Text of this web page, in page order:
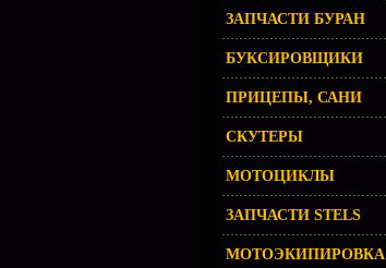
ЗАПЧАСТИ БУРАН
БУКСИРОВЩИКИ
ПРИЦЕПЫ, САНИ
СКУТЕРЫ
МОТОЦИКЛЫ
ЗАПЧАСТИ STELS
МОТОЭКИПИРОВКА